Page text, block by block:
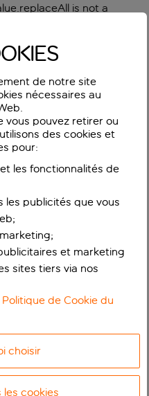
is not a
de notre site
nécessaires au
vous pouvez retirer ou
des cookies et
pour:
les fonctionnalités de
les publicités que vous
et marketing
sites tiers via nos
Politique de Cookie du
choisir
cookies